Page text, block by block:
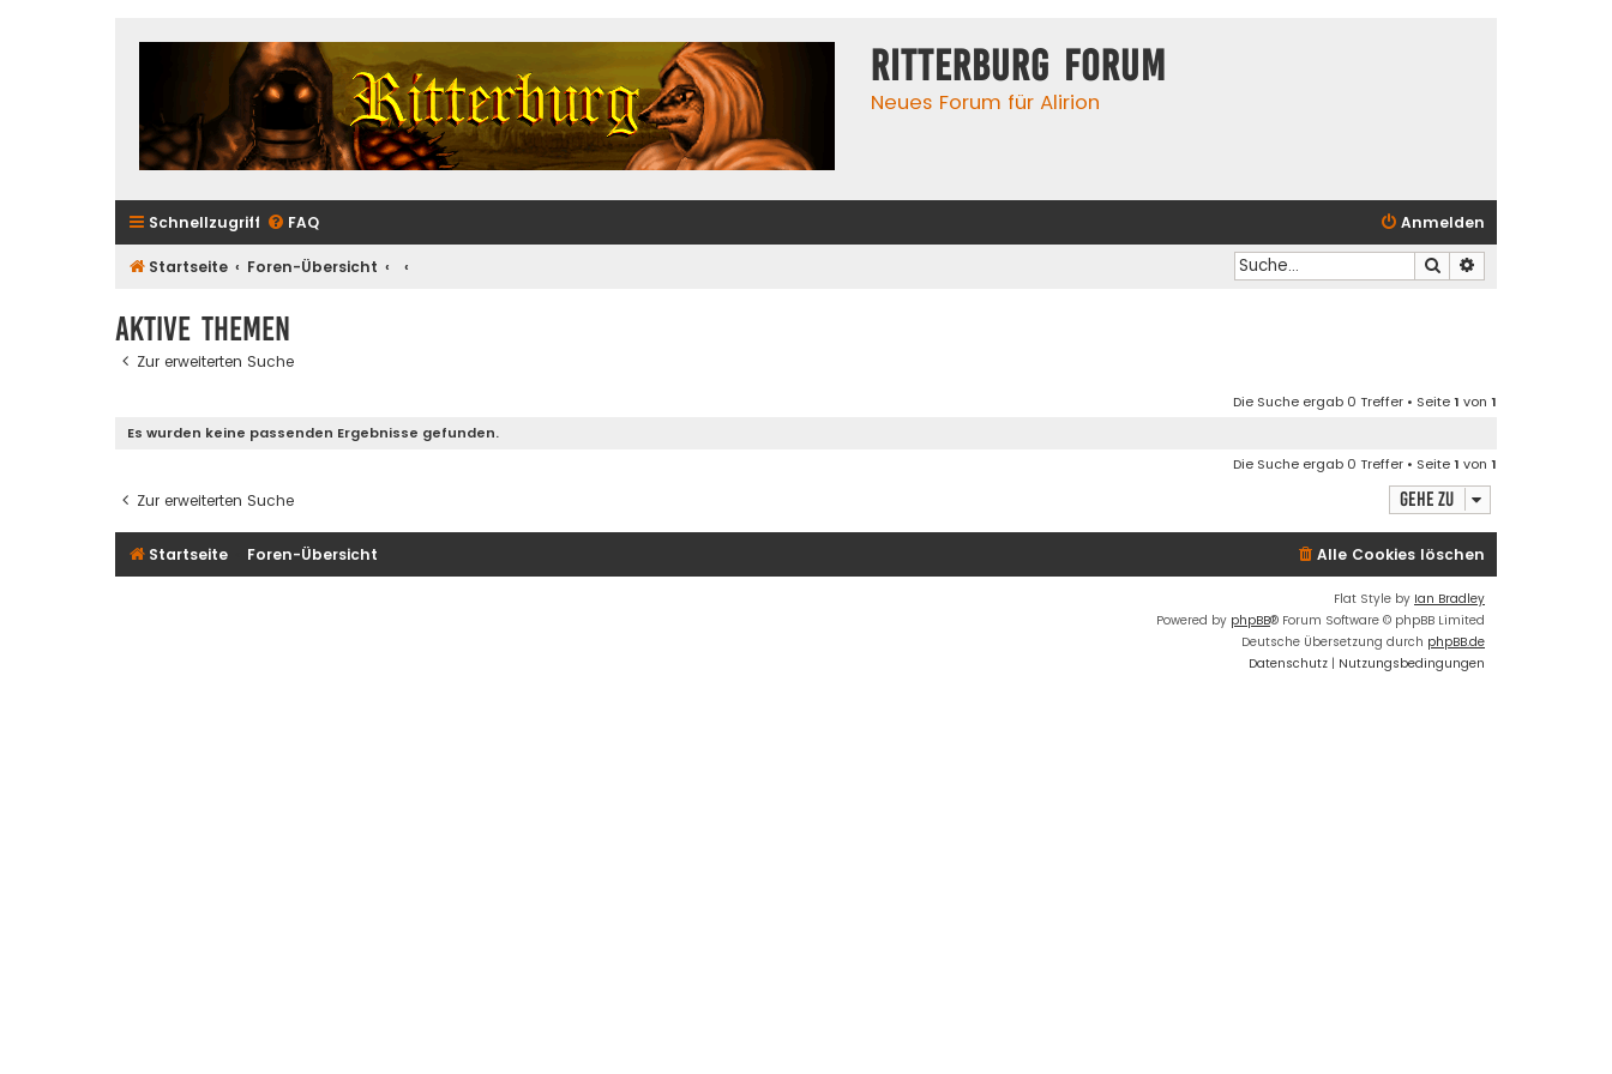
Ritterburg Forum
Neues Forum für Alirion
Schnellzugriff FAQ Anmelden
Startseite Foren-Übersicht Suche
Aktive Themen
Zur erweiterten Suche
Die Suche ergab 0 Treffer • Seite1 von 1
Es wurden keine passenden Ergebnisse gefunden.
Die Suche ergab 0 Treffer • Seite1 von 1
Zur erweiterten Suche Gehe zu
Startseite Foren-Übersicht Alle Cookies löschen
Flat Style by Ian Bradley
Powered by phpBB® Forum Software © phpBB Limited
Deutsche Übersetzung durch phpBB.de
Datenschutz | Nutzungsbedingungen